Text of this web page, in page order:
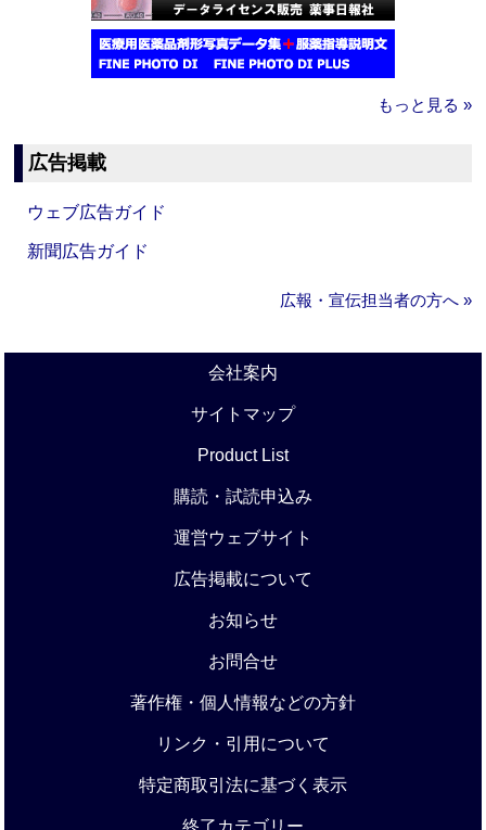
もっと見る »
広告掲載
ウェブ広告ガイド
新聞広告ガイド
広報・宣伝担当者の方へ »
会社案内
サイトマップ
Product List
購読・試読申込み
運営ウェブサイト
広告掲載について
お知らせ
お問合せ
著作権・個人情報などの方針
リンク・引用について
特定商取引法に基づく表示